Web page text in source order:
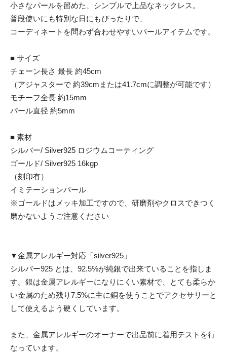
小さなパールを留めた、シンプルで上品なネックレス。
普段使いにも特別な日にもぴったりで、
コーディネートを問わず合わせやすいパールアイテムです。
■ サイズ
チェーン長さ 最長 約45cm
（アジャスターで 約39cmまたは41.7cmに調整が可能です）
モチーフ全長 約15mm
パール直径 約5mm
■ 素材
シルバー/ Silver925 ロジウムコーティング
ゴールド/ Silver925 16kgp
（刻印有）
イミテーションパール
※ゴールドはメッキ加工ですので、研磨剤やクロスできつく
磨かないようご注意ください
▼金属アレルギー対応「silver925」
シルバー925 とは、92.5%が純銀で出来ていることを指しま
す。銀は金属アレルギーになりにくい素材で、とても柔らか
い金属のため残り7.5%に主に銅を使うことでアクセサリーと
して使えるよう硬くしています。
また、金属アレルギーのオーナーで出品前に着用テストを行
なっています。